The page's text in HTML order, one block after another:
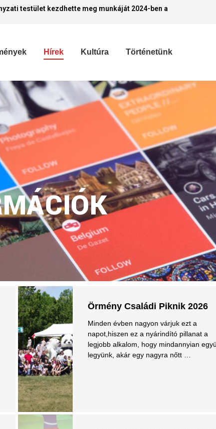
testület kezdhette meg munkáját 2024-ben a
Hírek Kultúra Történetünk
Örmény Családi Piknik 2026
Minden évben nagyon várjuk ezt a
napot,hiszen ez a nyárindító pillanat a
legjobb alkalom, hogy mindannyian
legyünk, akár egy nagyra nőtt …